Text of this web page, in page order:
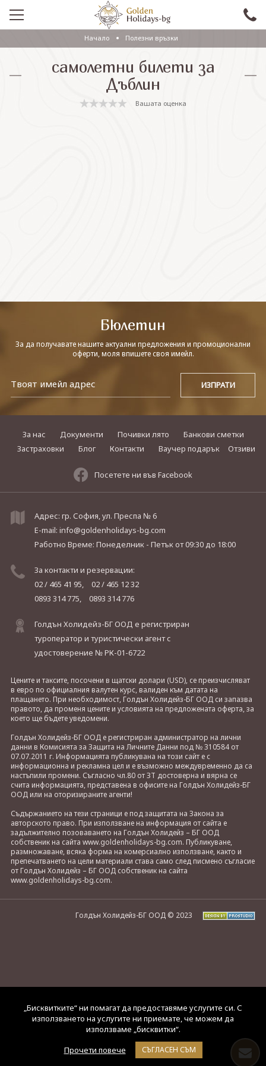
ПРОМО
EКСКУРЗИИ СЪС САМОЛЕТ
ЕКСКУРЗИИ С АВТОБУС
Начало Полезни връзки
самолетни билети за
Дъблин
Вашата оценка
Бюлетин
За да получавате нашите актуални предложения и промоционални
оферти, моля впишете своя имейл.
За нас Документи Почивки лято
Банкови сметки
Застраховки
Блог Контакти Ваучер подарък Отзиви
Посетете ни във Facebook
Адрес: гр. София, ул. Преспа № 6
E-mail: info@goldenholidays-bg.com
Работно Време: Понеделник - Петъкот 09:30 до 18:00
За контакти и резервации:
02 / 465 41 95,
02 / 465 12 32
0893 314 775,
0893 314 776
Голдън Холидейз-БГ ООД е регистриран
туроператор и туристически агент с
удостоверение № РК-01-6722
Цените и таксите, посочени в щатски долари (USD), се преизчисляват
в евро по официалния валутен курс, валиден към датата на
плащането. При необходимост, Голдън Холидейз-БГ ООД си запазва
правото, да променя цените и условията на предложената оферта, за
което ще бъдете уведомени.
Голдън Холидейз-БГ ООД е регистриран администратор на лични
данни в Комисията за Защита на Личните Данни под № 310584 от
07.07.2011 г. Информацията публикувана на този сайт е с
информационна и рекламна цел и е възможно междувременно да са
настъпили промени. Съгласно чл.80 от ЗТ достоверна и вярна се
счита информацията, представена в офисите на Голдън Холидейз-БГ
ООД или на оторизираните агенти!
Съдържанието на тези страници е под защитата на Закона за
авторското право. При използване на информация от сайта е
задължително позоваването на Голдън Холидейз – БГ ООД
собственик на сайта www.goldenholidays-bg.com. Публикуване,
размножаване, всяка форма на комерсиално използване, както и
препечатването на цели материали става само след писмено съгласие
от Голдън Холидейз – БГ ООД собственик на сайта
www.goldenholidays-bg.com.
Голдън Холидейз-БГ ООД © 2023
„Бисквитките“ ни помагат да предоставяме услугите си. С
използването на услугите ни приемате, че можем да
използваме „бисквитки“.
Прочети повече
СЪГЛАСЕН СЪМ